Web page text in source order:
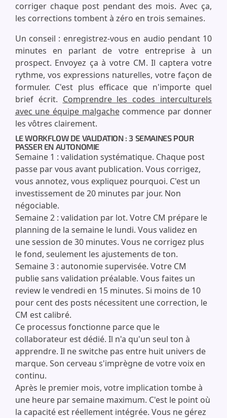
corriger chaque post pendant des mois. Avec ça,
les corrections tombent à zéro en trois semaines.
Un conseil : enregistrez-vous en audio pendant 10
minutes en parlant de votre entreprise à un
prospect. Envoyez ça à votre CM. Il captera votre
rythme, vos expressions naturelles, votre façon de
formuler. C'est plus efficace que n'importe quel
brief écrit. Comprendre les codes interculturels
avec une équipe malgachecommence par donner
les vôtres clairement.
LE WORKFLOW DE VALIDATION : 3 SEMAINES POUR
PASSER EN AUTONOMIE
Semaine 1 : validation systématique. Chaque post
passe par vous avant publication. Vous corrigez,
vous annotez, vous expliquez pourquoi. C'est un
investissement de 20 minutes par jour. Non
négociable.
Semaine 2 : validation par lot. Votre CM prépare le
planning de la semaine le lundi. Vous validez en
une session de 30 minutes. Vous ne corrigez plus
le fond, seulement les ajustements de ton.
Semaine 3 : autonomie supervisée. Votre CM
publie sans validation préalable. Vous faites un
review le vendredi en 15 minutes. Si moins de 10
pour cent des posts nécessitent une correction, le
CM est calibré.
Ce processus fonctionne parce que le
collaborateur est dédié. Il n'a qu'un seul ton à
apprendre. Il ne switche pas entre huit univers de
marque. Son cerveau s'imprègne de votre voix en
continu.
Après le premier mois, votre implication tombe à
une heure par semaine maximum. C'est le point où
la capacité est réellement intégrée. Vous ne gérez